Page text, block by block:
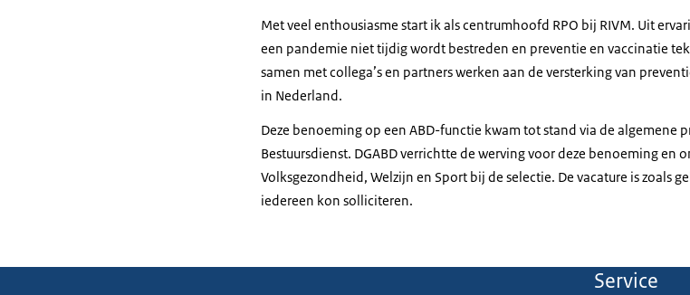
Met veel enthousiasme start ik als centrumhoofd RPO bij RIVM. Uit
een pandemie niet tijdig wordt bestreden en preventie en vaccinatie
samen met collega’s en partners werken aan de versterking van
in Nederland.
Deze benoeming op een ABD-functie kwam tot stand via de algemene
Bestuursdienst. DGABD verrichtte de werving voor deze benoeming en
Volksgezondheid, Welzijn en Sport bij de selectie. De vacature is zoals
iedereen kon solliciteren.
Service